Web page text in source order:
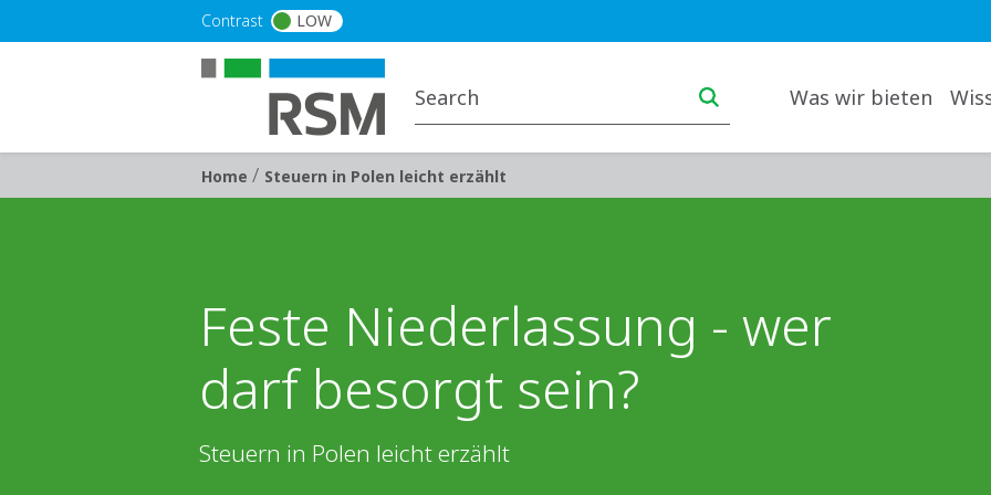
Contrast LOW
Was wir bieten
Breadcrumb
Home / Steuern in Polen leicht erzählt
Feste Niederlassung - wer
darf besorgt sein?
Steuern in Polen leicht erzählt